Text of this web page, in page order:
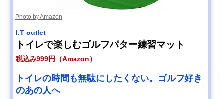
Photo by Amazon
I.T outlet
トイレで楽しむゴルフパター練習マット
税込み999円（Amazon）
トイレの時間も無駄にしたくない。ゴルフ好き
のあの人へ